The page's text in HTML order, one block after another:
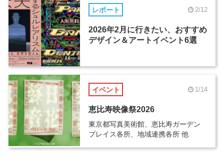
レポート 2/12
2026年2月に行きたい、おすすめ
デザイン＆アートイベント6選
イベント 1/14
恵比寿映像祭2026
東京都写真美術館、恵比寿ガーデン
プレイス各所、地域連携各所 他